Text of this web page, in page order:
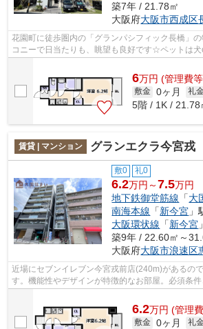
築7年 / 21.78㎡
大阪府大阪市西成区
花園町に徒歩圏内の「グランパシフィック長橋」
コニーで日当たりも、眺望も良好です☆ペットは
6万円 (管理費
敷金 0ヶ月 礼
5階 / 1K / 21.78
賃貸 | マンション グランエクラ今宮戎
敷0 礼0
6.2万円～7.5万円
地下鉄御堂筋線 「大
南海本線 「新今宮 」
大阪環状線 「新今宮
築9年 / 22.60㎡～
大阪府大阪市浪速区
近場にセブンイレブン今宮戎前店(240m)があるの
す。機能性やデザインが特徴的なお部屋。必須条
6.2万円 (管理
敷金 0ヶ月 礼